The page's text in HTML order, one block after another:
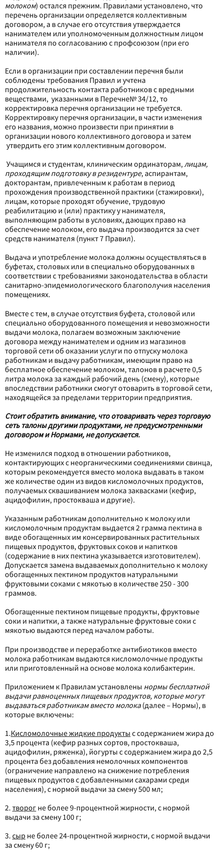
молоком) остался прежним. Правилами установлено, что
перечень организации определяется коллективным
договором, а в случае его отсутствия утверждается
нанимателем или уполномоченным должностным лицом
нанимателя по согласованию с профсоюзом (при его
наличии).
Если в организации при составлении перечня были
соблюдены требования Правил и учтена
продолжительность контакта работников с вредными
веществами, указанными в Перечне№ 34/12, то
корректировка перечня организации не требуется.
Корректировку перечня организации, в части изменения
его названия, можно произвести при принятии в
организации нового коллективного договора и затем
утвердить его этим коллективным договором.
Учащимся и студентам, клиническим ординаторам, лицам,
проходящим подготовку в резидентуре, аспирантам,
докторантам, привлеченным к работам в период
прохождения производственной практики (стажировки),
лицам, которые проходят обучение, трудовую
реабилитацию и (или) практику у нанимателя,
выполняющим работы в условиях, дающих право на
обеспечение молоком, его выдача производится за счет
средств нанимателя (пункт 7 Правил).
Выдача и употребление молока должны осуществляться в
буфетах, столовых или в специально оборудованных в
соответствии с требованиями законодательства в области
санитарно-эпидемиологического благополучия населения
помещениях.
Вместе с тем, в случае отсутствия буфета, столовой или
специально оборудованного помещения и невозможности
выдачи молока, полагаем возможным заключение
договора между нанимателем и одним из магазинов
торговой сети об оказании услуги по отпуску молока
работникам и выдачу работникам, имеющим право на
бесплатное обеспечение молоком, талонов в расчете 0,5
литра молока за каждый рабочий день (смену), которые
впоследствии работники смогут отоварить в торговой сети,
находящейся за пределами территории предприятия.
Стоит обратить внимание, что отоваривать через торговую
сеть талоны другими продуктами, не предусмотренными
договором и Нормами, не допускается.
Не изменился подход в отношении работников,
контактирующих с неорганическими соединениями свинца,
которым рекомендуется вместо молока выдавать в таком
же количестве один из видов кисломолочных продуктов,
получаемых сквашиванием молока заквасками (кефир,
ацидофилин, простокваша и другие).
Указанным работникам дополнительно к молоку или
кисломолочным продуктам выдается 2 грамма пектина в
виде обогащенных им консервированных растительных
пищевых продуктов, фруктовых соков и напитков
(содержание в них пектина указывается изготовителем).
Допускается замена выдаваемых дополнительно к молоку
обогащенных пектином продуктов натуральными
фруктовыми соками с мякотью в количестве 250 - 300
граммов.
Обогащенные пектином пищевые продукты, фруктовые
соки и напитки, а также натуральные фруктовые соки с
мякотью выдаются перед началом работы.
При производстве и переработке антибиотиков вместо
молока работникам выдаются кисломолочные продукты
или приготовленный на основе молока колибактерин.
Приложением к Правилам установлены нормы бесплатной
выдачи равноценных пищевых продуктов, которые могут
выдаваться работникам вместо молока(далее – Нормы), в
которые включены:
1.Кисломолочные жидкие продукты с содержанием жира до
3,5 процента (кефир разных сортов, простокваша,
ацидофилин, ряженка), йогурты с содержанием жира до 2,5
процента без добавления немолочных компонентов
(ограничение направлено на снижение потребления
пищевых продуктов с добавленными сахарами среди
населения), с нормой выдачи за смену 500 мл;
2. творог не более 9-процентной жирности, с нормой
выдачи за смену 100 г;
3. сыр не более 24-процентной жирности, с нормой выдачи
за смену 60 г;